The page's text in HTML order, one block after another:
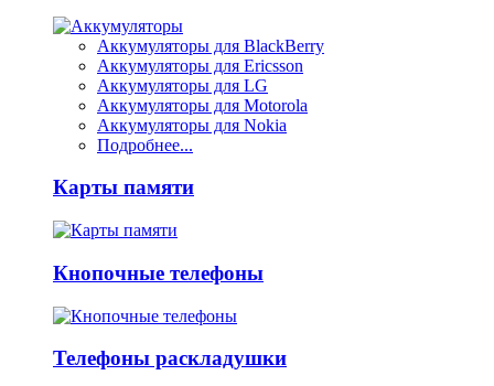
Аккумуляторы для BlackBerry
Аккумуляторы для Ericsson
Аккумуляторы для LG
Аккумуляторы для Motorola
Аккумуляторы для Nokia
Подробнее...
Карты памяти
Кнопочные телефоны
Телефоны раскладушки